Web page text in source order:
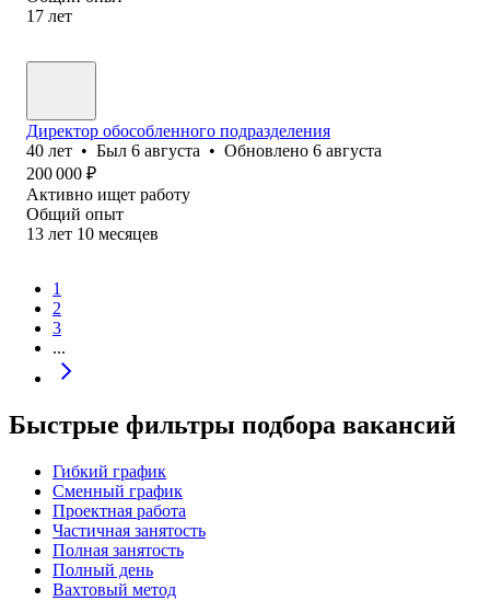
17 лет
Директор обособленного подразделения
40 лет • Был 6 августа • Обновлено 6 августа
200 000 ₽
Активно ищет работу
Общий опыт
13 лет 10 месяцев
1
2
3
...
Быстрые фильтры подбора вакансий
Гибкий график
Сменный график
Проектная работа
Частичная занятость
Полная занятость
Полный день
Вахтовый метод